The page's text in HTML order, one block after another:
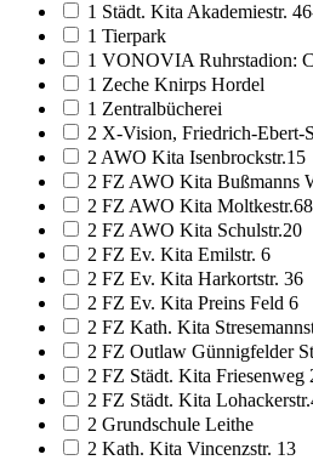
1 Städt. Kita Akademiestr.
1 Tierpark
1 VONOVIA Ruhrstadion:
1 Zeche Knirps Hordel
1 Zentralbücherei
2 X-Vision, Friedrich-Ebert-
2 AWO Kita Isenbrockstr.15
2 FZ AWO Kita Bußmanns
2 FZ AWO Kita Moltkestr.68
2 FZ AWO Kita Schulstr.20
2 FZ Ev. Kita Emilstr. 6
2 FZ Ev. Kita Harkortstr. 36
2 FZ Ev. Kita Preins Feld 6
2 FZ Kath. Kita
2 FZ Outlaw Günnigfelder
2 FZ Städt. Kita Friesenweg
2 FZ Städt. Kita
2 Grundschule Leithe
2 Kath. Kita Vincenzstr. 13